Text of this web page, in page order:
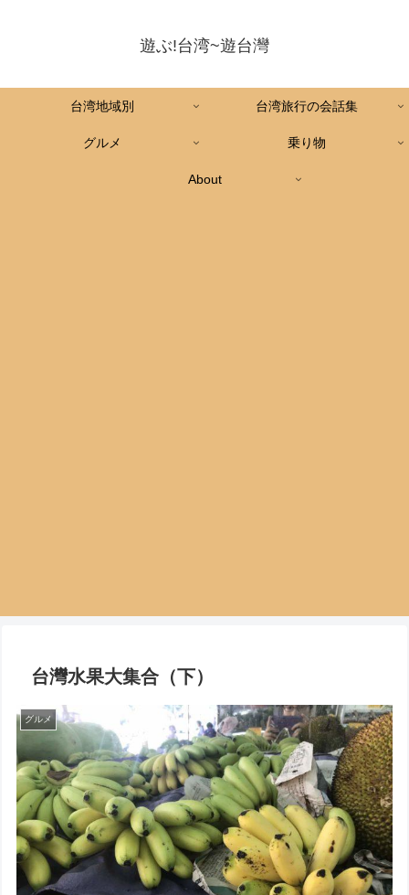
遊ぶ!台湾~遊台灣
台湾地域別 台湾旅行の会話集
グルメ 乗り物
About
台灣水果大集合（下）
グルメ